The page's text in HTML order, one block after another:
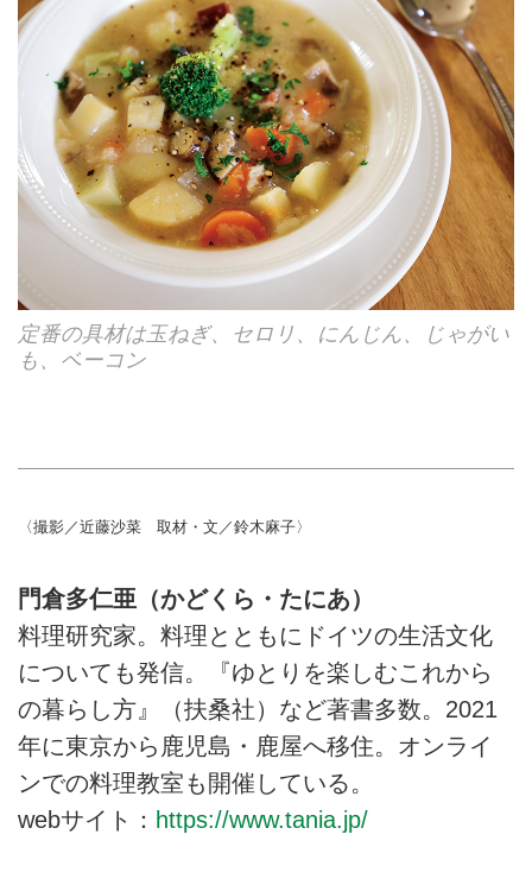
定番の具材は玉ねぎ、セロリ、にんじん、じゃがい
も、ベーコン
〈撮影／近藤沙菜 取材・文／鈴木麻子〉
門倉多仁亜（かどくら・たにあ）
料理研究家。料理とともにドイツの生活文化
についても発信。『ゆとりを楽しむこれから
の暮らし方』（扶桑社）など著書多数。2021
年に東京から鹿児島・鹿屋へ移住。オンライ
ンでの料理教室も開催している。
webサイト： https://www.tania.jp/